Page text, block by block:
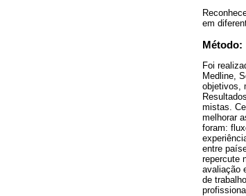
em
Método:
Foi
Medline,
objetivos,
mistas.
melhorar
foram:
entre
repercute
avaliação
de